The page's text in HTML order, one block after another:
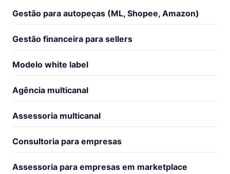
Gestão para autopeças (ML, Shopee, Amazon)
Gestão financeira para sellers
Modelo white label
Agência multicanal
Assessoria multicanal
Consultoria para empresas
Assessoria para empresas em marketplace